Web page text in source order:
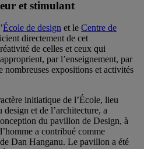
et stimulant
École de design et le Centre de
directement de cet
de celles et ceux qui
par l’enseignement, par
nombreuses expositions et activités
initiatique de l’École, lieu
et de l’architecture, a
du pavillon de Design, à
a contribué comme
Dan Hanganu. Le pavillon a été